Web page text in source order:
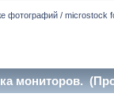
фотографий / microstock
мониторов.